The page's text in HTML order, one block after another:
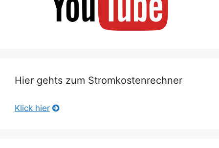
Hier gehts zum Stromkostenrechner
Klick hier